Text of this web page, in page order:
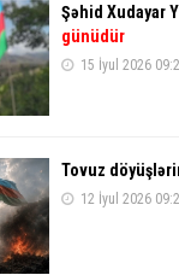
Şəhid Xudayar
günüdür
15 İyul 2026
Tovuz
12 İyul 2026